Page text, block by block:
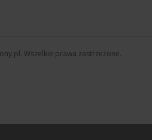
Wszelkie prawa zastrzeżone.